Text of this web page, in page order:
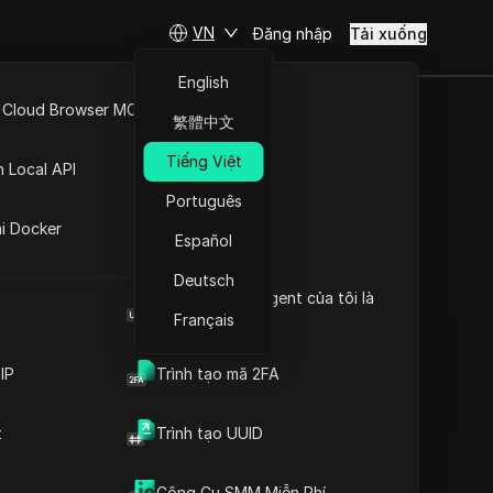
API Mở
Browser User Agent của tôi là
Trình tạo mã 2FA
Trình tạo UUID
Browser MCP
Local API
Docker
VN
English
繁體中文
Tiếng Việt
Português
Español
Deutsch
Français
Đăng nhập Tải xuống
Cách
Đặt câu hỏi
Mở trong ChatGPT
Đặt câu hỏi về trang này
Mở trong Claude
Tại sao tôi gặp lỗi proxy